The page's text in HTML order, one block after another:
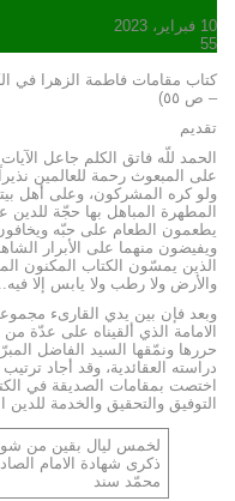
10 فبراير، 2023
55
– ص ٥٥)
تقديم
الحمد للّه فاتق الكلم جاعل
على المبعوث رحمة للعالمين
ولو كره المشركون، وعلى أهل
المطهرة المباهل بها حجّة للدين
يطعمون الطعام على حبّه
ويفيضون منهما على الأبرار
الذين يمسّون الكتاب المكنون
والأرض ولا رطب ولا يابس إلا فيه..
وبعد فإن بين يدي القارىء
الامامة الذي ألقيناه على عدّة
حررها ونمّقها السيد الفاضل
دراسته العقائدية، وقد أجاد
اختصت بمقامات الصديقة في
التوفيق والتحقيق والخدمة للدين
لخمس ليال بقين من
ذكرى شهادة الامام الصادق
محمّد سند